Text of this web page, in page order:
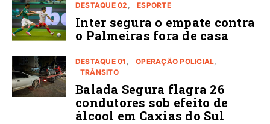
DESTAQUE 02 ESPORTE
Inter segura o empate contra
o Palmeiras fora de casa
DESTAQUE 01
OPERAÇÃO POLICIAL
TRÂNSITO
Balada Segura flagra 26
condutores sob efeito de
álcool em Caxias do Sul